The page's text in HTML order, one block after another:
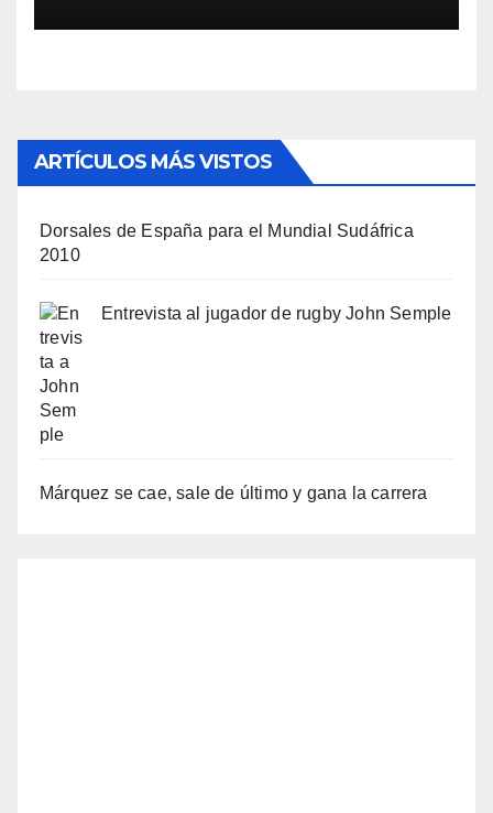
ARTÍCULOS MÁS VISTOS
Dorsales de España para el Mundial Sudáfrica
2010
Entrevista al jugador de rugby John Semple
Márquez se cae, sale de último y gana la carrera